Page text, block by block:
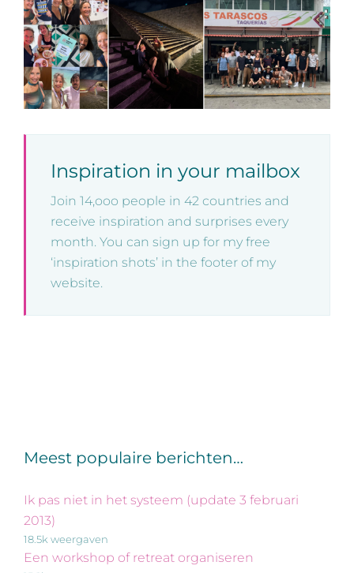
Inspiration in your mailbox
Join 14,ooo people in 42 countries and
receive inspiration and surprises every
month. You can sign up for my free
‘inspiration shots’ in the footer of my
website.
Meest populaire berichten…
Ik pas niet in het systeem (update 3 februari
2013)
18.5k weergaven
Een workshop of retreat organiseren